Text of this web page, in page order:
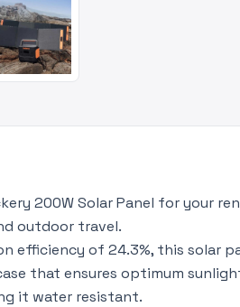
200W Solar Panel for your
outdoor travel.
efficiency of 24.3%, this solar
that ensures optimum
it water resistant.